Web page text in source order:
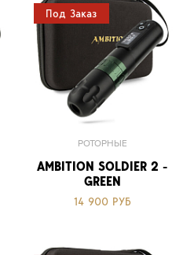
Под Заказ
РОТОРНЫЕ
AMBITION SOLDIER 2 -
GREEN
14 900 РУБ